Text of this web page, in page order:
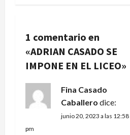
c
i
ó
n
d
1 comentario en
«ADRIAN CASADO SE
IMPONE EN EL LICEO»
Fina Casado
Caballero dice:
junio 20, 2023 a las 12:58
pm